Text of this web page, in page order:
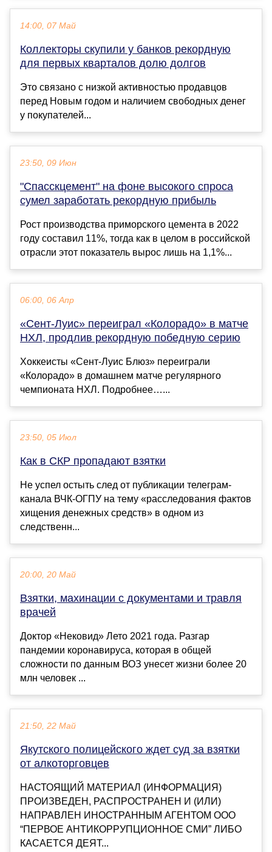
14:00, 07 Май
Коллекторы скупили у банков рекордную
для первых кварталов долю долгов
Это связано с низкой активностью продавцов
перед Новым годом и наличием свободных денег
у покупателей...
23:50, 09 Июн
"Спасскцемент" на фоне высокого спроса
сумел заработать рекордную прибыль
Рост производства приморского цемента в 2022
году составил 11%, тогда как в целом в российской
отрасли этот показатель вырос лишь на 1,1%...
06:00, 06 Апр
«Сент‑Луис» переиграл «Колорадо» в матче
НХЛ, продлив рекордную победную серию
Хоккеисты «Сент‑Луис Блюз» переиграли
«Колорадо» в домашнем матче регулярного
чемпионата НХЛ. Подробнее…...
23:50, 05 Июл
Как в СКР пропадают взятки
Не успел остыть след от публикации телеграм-
канала ВЧК-ОГПУ на тему «расследования фактов
хищения денежных средств» в одном из
следственн...
20:00, 20 Май
Взятки, махинации с документами и травля
врачей
Доктор «Нековид» Лето 2021 года. Разгар
пандемии коронавируса, которая в общей
сложности по данным ВОЗ унесет жизни более 20
млн человек ...
21:50, 22 Май
Якутского полицейского ждет суд за взятки
от алкоторговцев
НАСТОЯЩИЙ МАТЕРИАЛ (ИНФОРМАЦИЯ)
ПРОИЗВЕДЕН, РАСПРОСТРАНЕН И (ИЛИ)
НАПРАВЛЕН ИНОСТРАННЫМ АГЕНТОМ ООО
“ПЕРВОЕ АНТИКОРРУПЦИОННОЕ СМИ” ЛИБО
КАСАЕТСЯ ДЕЯТ...